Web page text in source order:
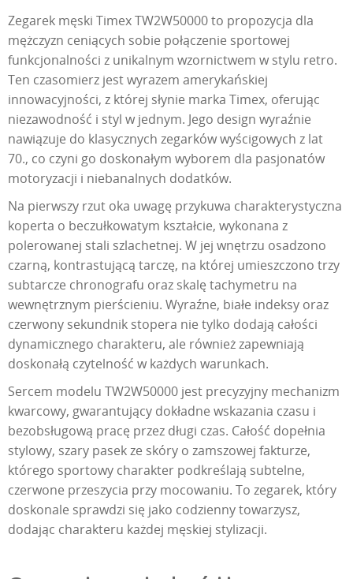
Zegarek męski Timex TW2W50000 to propozycja dla
mężczyzn ceniących sobie połączenie sportowej
funkcjonalności z unikalnym wzornictwem w stylu retro.
Ten czasomierz jest wyrazem amerykańskiej
innowacyjności, z której słynie marka Timex, oferując
niezawodność i styl w jednym. Jego design wyraźnie
nawiązuje do klasycznych zegarków wyścigowych z lat
70., co czyni go doskonałym wyborem dla pasjonatów
motoryzacji i niebanalnych dodatków.
Na pierwszy rzut oka uwagę przykuwa charakterystyczna
koperta o beczułkowatym kształcie, wykonana z
polerowanej stali szlachetnej. W jej wnętrzu osadzono
czarną, kontrastującą tarczę, na której umieszczono trzy
subtarcze chronografu oraz skalę tachymetru na
wewnętrznym pierścieniu. Wyraźne, białe indeksy oraz
czerwony sekundnik stopera nie tylko dodają całości
dynamicznego charakteru, ale również zapewniają
doskonałą czytelność w każdych warunkach.
Sercem modelu TW2W50000 jest precyzyjny mechanizm
kwarcowy, gwarantujący dokładne wskazania czasu i
bezobsługową pracę przez długi czas. Całość dopełnia
stylowy, szary pasek ze skóry o zamszowej fakturze,
którego sportowy charakter podkreślają subtelne,
czerwone przeszycia przy mocowaniu. To zegarek, który
doskonale sprawdzi się jako codzienny towarzysz,
dodając charakteru każdej męskiej stylizacji.